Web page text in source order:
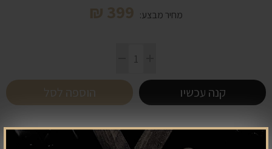
מחיר מבצע: 399
₪
קנה עכשיו הוספה לסל